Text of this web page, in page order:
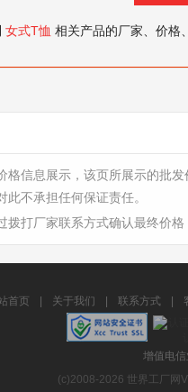
女式T恤 相关产品的厂家、价格
格信息展示，该页所展示的批
此不承担任何保证责任。
拨打厂家联系方式确认最终价
首页 关于我们 联系方式
增值电
(c)2008-2026 世界工厂网